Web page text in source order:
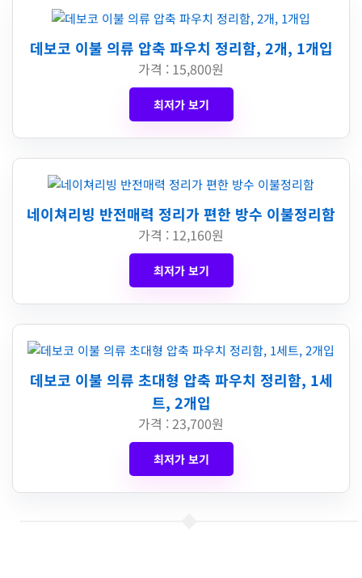
데보코 이불 의류 압축 파우치 정리함, 2개, 1개입
가격 : 15,800원
최저가 보기
네이쳐리빙 반전매력 정리가 편한 방수 이불정리함
가격 : 12,160원
최저가 보기
데보코 이불 의류 초대형 압축 파우치 정리함, 1세
트, 2개입
가격 : 23,700원
최저가 보기